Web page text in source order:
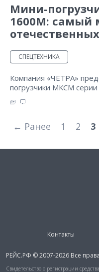
Мини-
1600М:
отечественных
СПЕЦТЕХНИКА
Компания «ЧЕТРА»
погрузчики МКСМ
← Ранее 1 2 3
Контакты
РЕЙС.РФ © 2007-2026 Все
Свидетельство о регистрации